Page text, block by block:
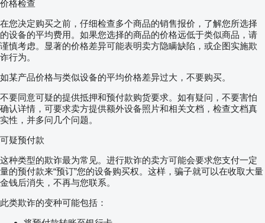
价格检查
在您决定购买之前，仔细检查多个商品的销售报价，了解您所选择
的设备的平均费用。如果您选择的商品的价格远低于类似商品，请
谨慎考虑。显著的价格差异可能表明卖方隐瞒缺陷，或企图实施欺
诈行为。
如某产品价格与类似设备的平均价格差异过大，不要购买。
不要同意可疑的提供抵押和预付款购货要求。如有疑问，不要害怕
确认详情，可要求卖方提供额外设备照片和相关文档，检查文档真
实性，并多问几个问题。
可疑预付款
这种类型的欺诈最为常见。进行欺诈的卖方可能会要求您支付一定
量的预付款来“预订”您的设备购买权。这样，骗子就可以在收取大量
金钱后消失，不再与您联系。
此类欺诈的变种可能包括：